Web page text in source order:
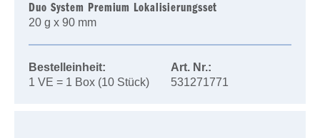
Duo System Premium Lokalisierungsset
20 g x 90 mm
Bestelleinheit:
Art. Nr.:
1 VE = 1 Box (10 Stück)
531271771